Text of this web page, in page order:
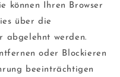
können Ihren Browser
über die
abgelehnt werden.
oder Blockieren
beeinträchtigen